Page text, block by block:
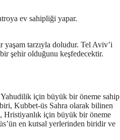
ev sahipliği yapar.
tarzıyla doludur. Tel Aviv’i
şehir olduğunu keşfedecektir.
için büyük bir öneme sahip
Kubbet-üs Sahra olarak bilinen
Hristiyanlık için büyük bir öneme
en kutsal yerlerinden biridir ve